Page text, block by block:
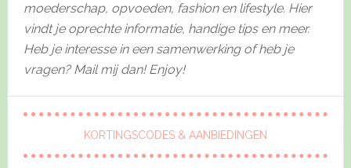
moederschap, opvoeden, fashion en lifestyle. Hier
vindt je oprechte informatie, handige tips en meer.
Heb je interesse in een samenwerking of heb je
vragen? Mail mij dan! Enjoy!
KORTINGSCODES & AANBIEDINGEN